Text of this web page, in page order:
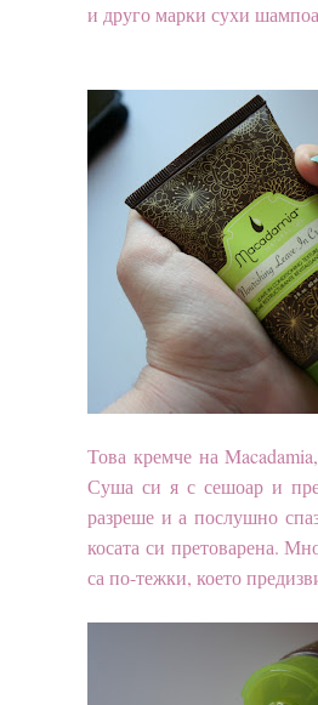
и друго марки сухи
Това кремче на
Суша си я с сешоар и
разреше и а послушно
косата си претоварена.
са по-тежки, което